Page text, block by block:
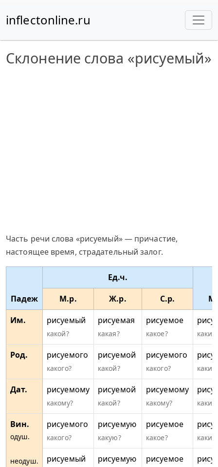
inflectonline.ru
Склонение слова «рисуемый»
Часть речи слова «рисуемый» — причастие,
настоящее время, страдательный залог.
Падеж
Ед.ч.
М.р. Ж.р.
С.р.
Им.
рисуемый
какой?
рисуемая
какая?
рисуемое
какое?
Род. рисуемого
какого?
рисуемой
какой?
рисуемого
какого?
Дат. рисуемому
какому?
рисуемой
какой?
рисуемому
какому?
Вин.
одуш.
неодуш.
рисуемого
какого?
рисуемую
какую?
рисуемое
какое?
рисуемый рисуемую рисуемое